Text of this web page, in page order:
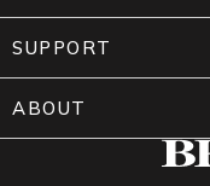
SUPPORT
ABOUT